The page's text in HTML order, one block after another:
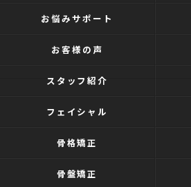
お悩みサポート
お客様の声
スタッフ紹介
フェイシャル
骨格矯正
骨盤矯正